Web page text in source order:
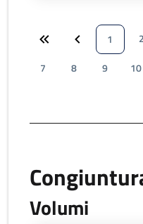
1 2
7
8 9 10
Volumi